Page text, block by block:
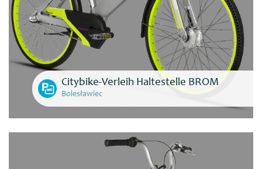
Citybike-Verleih Haltestelle BROM
Bolesławiec